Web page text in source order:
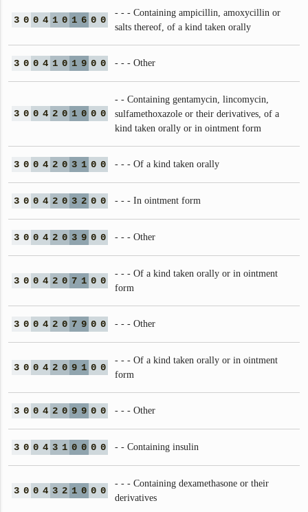
3 0 0 4 1 0 1 6 0 0
- - - Containing ampicillin, amoxycillin or
salts thereof, of a kind taken orally
3 0 0 4 1 0 1 9 0 0 - - - Other
3 0 0 4 2 0 1 0 0 0
- - Containing gentamycin, lincomycin,
sulfamethoxazole or their derivatives, of a
kind taken orally or in ointment form
3 0 0 4 2 0 3 1 0 0 - - - Of a kind taken orally
3 0 0 4 2 0 3 2 0 0 - - - In ointment form
3 0 0 4 2 0 3 9 0 0 - - - Other
3 0 0 4 2 0 7 1 0 0
- - - Of a kind taken orally or in ointment
form
3 0 0 4 2 0 7 9 0 0 - - - Other
3 0 0 4 2 0 9 1 0 0
- - - Of a kind taken orally or in ointment
form
3 0 0 4 2 0 9 9 0 0 - - - Other
3 0 0 4 3 1 0 0 0 0 - - Containing insulin
3 0 0 4 3 2 1 0 0 0
- - - Containing dexamethasone or their
derivatives